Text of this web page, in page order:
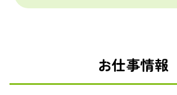
お仕事情報